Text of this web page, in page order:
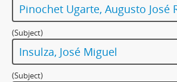
Pinochet Ugarte, Augusto José
(Subject)
Insulza, José Miguel
(Subject)